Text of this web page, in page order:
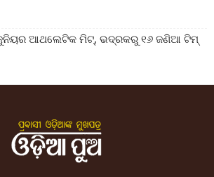
ଜୁନିୟର ଆଥଲେଟିକ ମିଟ୍‌, ଭଦ୍ରକରୁ ୧୬ ଜଣିଆ ଟିମ୍